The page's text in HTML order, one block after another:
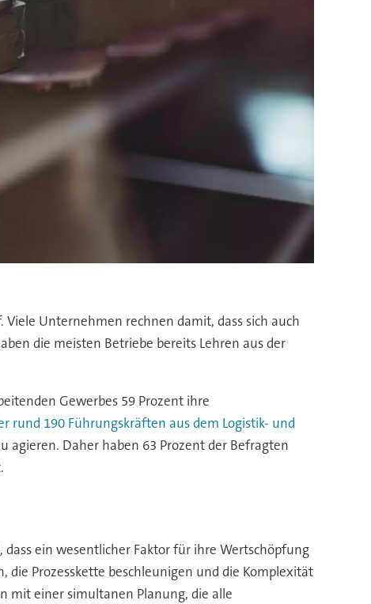
Unternehmen rechnen damit, dass sich auch
die meisten Betriebe bereits Lehren aus der
Gewerbes 59 Prozent ihre
rund 190 Führungskräften aus dem Logistik- und
Daher haben 63 Prozent der Befragten
ein wesentlicher Faktor für ihre Wertschöpfung
Prozesskette beschleunigen und die Komplexität
mit einer simultanen Planung, die alle